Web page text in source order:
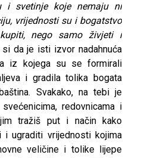
i svetinje koje nemaju ni
vrijednosti su i bogatstvo
nego samo živjeti i
si da je isti izvor nadahnuća
iz kojega su se formirali
i gradila tolika bogata
Svakako, na tebi je
redovnicama i
tražiš put i način kako
i ugraditi vrijednosti kojima
veličine i tolike lijepe